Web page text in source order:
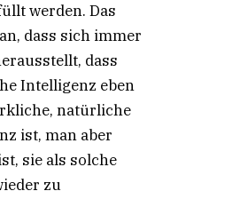
werden. Das
dass sich immer
dass
Intelligenz eben
natürliche
ist, man aber
sie als solche
zu